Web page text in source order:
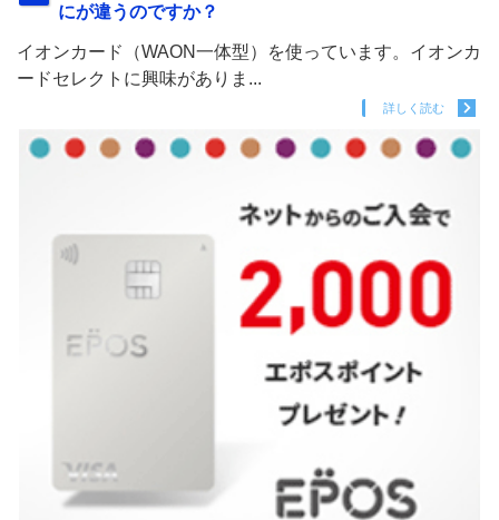
にが違うのですか？
イオンカード（WAON一体型）を使っています。イオンカ
ードセレクトに興味がありま...
詳しく読む